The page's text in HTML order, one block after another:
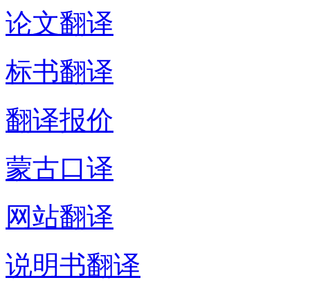
论文翻译
标书翻译
翻译报价
蒙古口译
网站翻译
说明书翻译